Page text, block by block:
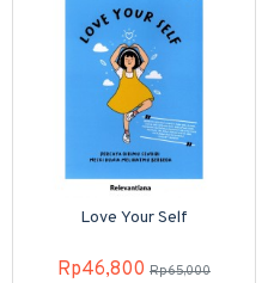
Love Your Self
Rp46,800 Rp65,000